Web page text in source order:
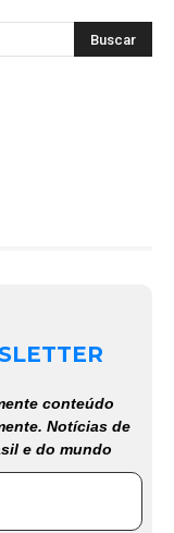
conteúdo
Notícias de
e do mundo